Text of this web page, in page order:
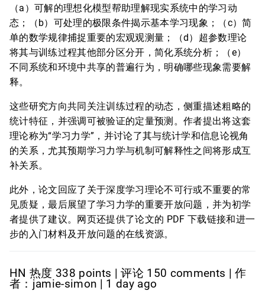
（a）可解的理想化模型帮助理解现实系统中的学习动
态；（b）可处理的极限条件揭示基本学习现象；（c）简
单的数学规律捕捉重要的宏观观测量；（d）超参数理论
将其与训练过程其他部分区分开，简化系统分析；（e）
不同系统和环境中共享的普遍行为，明确哪些现象需要解
释。
这些研究方向共同关注训练过程的动态，侧重描述粗略的
统计特征，并强调可被验证的定量预测。作者提出将这套
理论称为“学习力学”，并讨论了其与统计学和信息论视角
的关系，尤其预期学习力学与机制可解释性之间将形成互
补关系。
此外，论文回应了关于深度学习理论不可行或不重要的常
见质疑，最后展望了学习力学的重要开放问题，并为初学
者提供了建议。网页还提供了论文的 PDF 下载链接和进一
步的入门材料及开放问题的在线资源。
HN 热度 338 points | 评论 150 comments | 作
者：jamie-simon | 1 day ago